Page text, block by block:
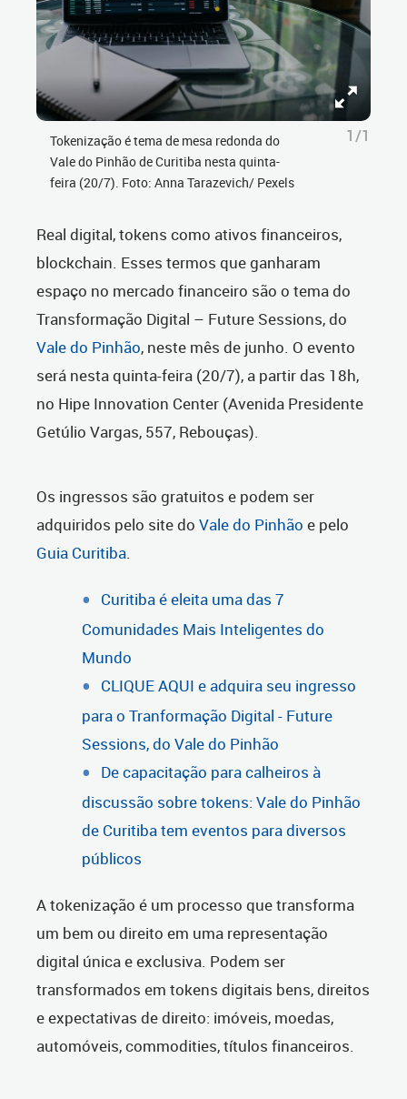
Tokenização é tema de mesa redonda do
Vale do Pinhão de Curitiba nesta quinta-
feira (20/7). Foto: Anna Tarazevich/ Pexels
1/1
Real digital, tokens como ativos financeiros,
blockchain. Esses termos que ganharam
espaço no mercado financeiro são o tema do
Transformação Digital – Future Sessions, do
Vale do Pinhão, neste mês de junho. O evento
será nesta quinta-feira (20/7), a partir das 18h,
no Hipe Innovation Center (Avenida Presidente
Getúlio Vargas, 557, Rebouças).
Os ingressos são gratuitos e podem ser
adquiridos pelo site do Vale do Pinhão e pelo
Guia Curitiba.
Curitiba é eleita uma das 7
Comunidades Mais Inteligentes do
Mundo
CLIQUE AQUI e adquira seu ingresso
para o Tranformação Digital - Future
Sessions, do Vale do Pinhão
De capacitação para calheiros à
discussão sobre tokens: Vale do Pinhão
de Curitiba tem eventos para diversos
públicos
A tokenização é um processo que transforma
um bem ou direito em uma representação
digital única e exclusiva. Podem ser
transformados em tokens digitais bens, direitos
e expectativas de direito: imóveis, moedas,
automóveis, commodities, títulos financeiros.